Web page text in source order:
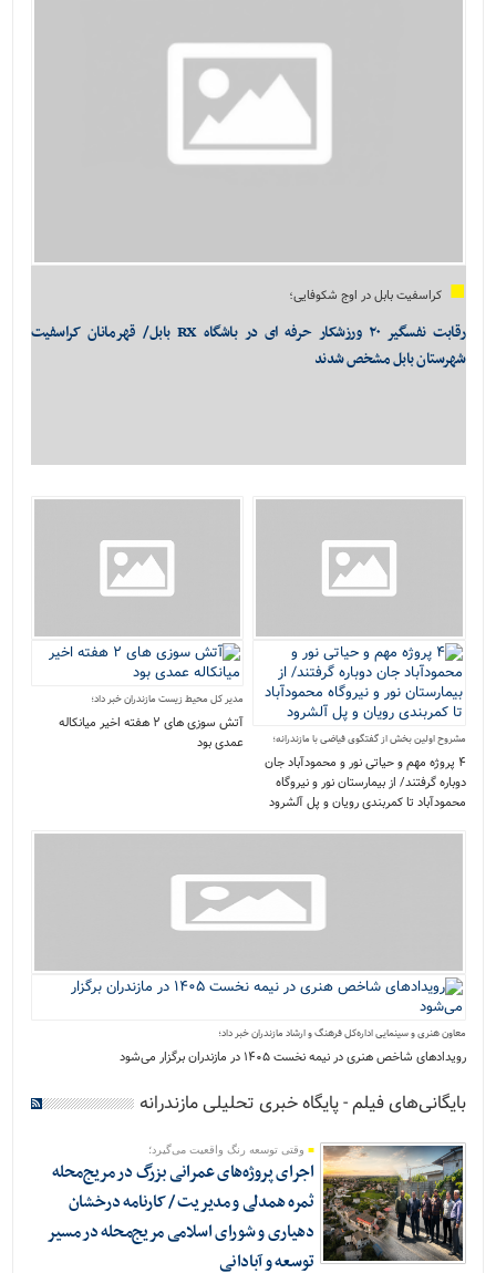
کراسفیت بابل در اوج شکوفایی؛
رقابت نفسگیر ۲۰ ورزشکار حرفه ای در باشگاه RX بابل/ قهرمانان کراسفیت
شهرستان بابل مشخص شدند
مشروح اولین بخش از گفتگوی فیاضی با مازندرانه؛
۴ پروژه مهم و حیاتی نور و محمودآباد جان
دوباره گرفتند/ از بیمارستان نور و نیروگاه
محمودآباد تا کمربندی رویان و پل آلشرود
مدیر کل محیط زیست مازندران خبر داد؛
آتش‌ سوزی‌ های ۲ هفته اخیر میانکاله
عمدی بود
معاون هنری و سینمایی اداره‌کل فرهنگ و ارشاد مازندران خبر داد؛
رویدادهای شاخص هنری در نیمه نخست ۱۴۰۵ در مازندران برگزار می‌شود
بایگانی‌های فیلم - پایگاه خبری تحلیلی مازندرانه
وقتی توسعه رنگ واقعیت می‌گیرد؛
اجرای پروژه‌های عمرانی بزرگ در مریج‌محله
ثمره همدلی و مدیریت / کارنامه درخشان
دهیاری و شورای اسلامی مریج‌محله در مسیر
توسعه و آبادانی